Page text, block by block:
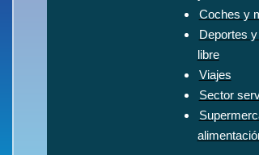
Coches y
Deportes
libre
Viajes
Sector